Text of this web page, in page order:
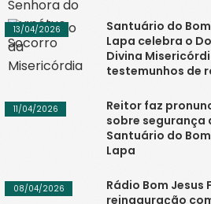
Santuário do
Lapa celebra o
Divina
testemunhos de
13/04/2026
Reitor faz
sobre segurança
Santuário do
Lapa
11/04/2026
Rádio Bom Jesus
reinaguração
08/04/2026